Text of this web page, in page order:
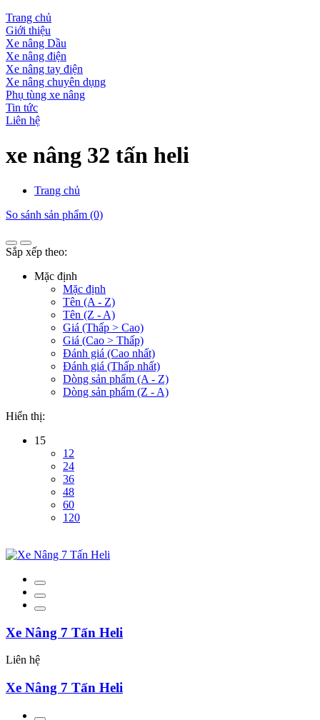
Trang chủ
Giới thiệu
Xe nâng Dầu
Xe nâng điện
Xe nâng tay điện
Xe nâng chuyên dụng
Phụ tùng xe nâng
Tin tức
Liên hệ
xe nâng 32 tấn heli
Trang chủ
So sánh sản phẩm (0)
Sắp xếp theo:
Mặc định
Mặc định
Tên (A - Z)
Tên (Z - A)
Giá (Thấp > Cao)
Giá (Cao > Thấp)
Đánh giá (Cao nhất)
Đánh giá (Thấp nhất)
Dòng sản phẩm (A - Z)
Dòng sản phẩm (Z - A)
Hiển thị:
15
12
24
36
48
60
120
Xe Nâng 7 Tấn Heli
Liên hệ
Xe Nâng 7 Tấn Heli